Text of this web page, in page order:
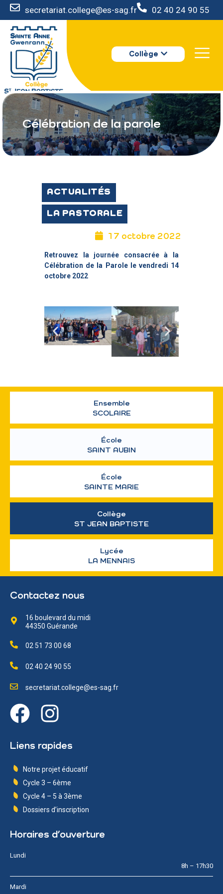
secretariat.college@es-sag.fr 02 40 24 90 55
Collège
Célébration de la parole
LE COLLÈGE
S’INSCRIRE
VIE AU COLLÈGE
VOTRE ESPACE
NOUS CONTACTER
ACTUALITÉS
LA PASTORALE
17 octobre 2022
Retrouvez la journée consacrée à la
Célébration de la Parole le vendredi 14
octobre 2022
Ensemble
SCOLAIRE
École
SAINT AUBIN
École
SAINTE MARIE
Collège
ST JEAN BAPTISTE
Lycée
LA MENNAIS
Contactez nous
16 boulevard du midi
44350 Guérande
02 51 73 00 68
02 40 24 90 55
secretariat.college@es-sag.fr
Liens rapides
Notre projet éducatif
Cycle 3 – 6ème
Cycle 4 – 5 à 3ème
Dossiers d’inscription
Horaires d’ouverture
Lundi
8h – 17h30
Mardi